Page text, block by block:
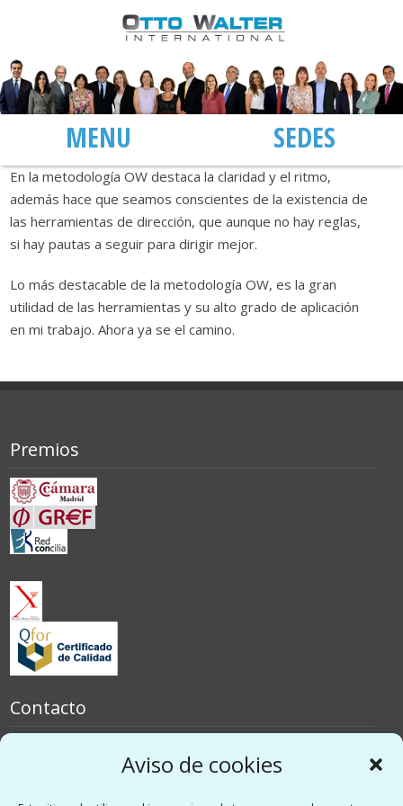
Aviso de cookies
MENÚ SEDES
En la metodología OW destaca la claridad y el ritmo,
además hace que seamos conscientes de la existencia de
las herramientas de dirección, que aunque no hay reglas,
si hay pautas a seguir para dirigir mejor.
Lo más destacable de la metodología OW, es la gran
utilidad de las herramientas y su alto grado de aplicación
en mi trabajo. Ahora ya se el camino.
Premios
Contacto